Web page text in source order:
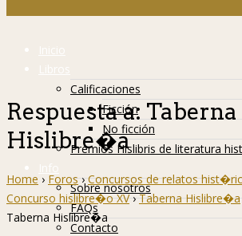
Inicio
Libros
Calificaciones
Ficción
No ficción
Premios Hislibris de literatura
Info
Sobre nosotros
FAQs
Contacto
Respuesta a: Taberna
Hislibre�a
Home › Foros › Concursos de relatos
Concurso hislibre�o XV › Taberna Hislibre�a
Taberna Hislibre�a